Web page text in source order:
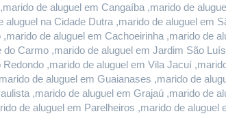
de aluguel em Cangaíba ,marido de
na Cidade Dutra ,marido de aluguel em
de aluguel em Cachoeirinha ,marido de
Carmo ,marido de aluguel em Jardim São
,marido de aluguel em Vila Jacuí
de aluguel em Guaianases ,marido de
,marido de aluguel em Grajaú ,marido de
de aluguel em Parelheiros ,marido de